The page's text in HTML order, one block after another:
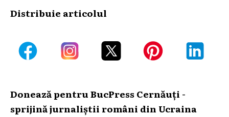
Distribuie articolul
Donează pentru BucPress Cernăuți -
sprijină jurnaliștii români din Ucraina